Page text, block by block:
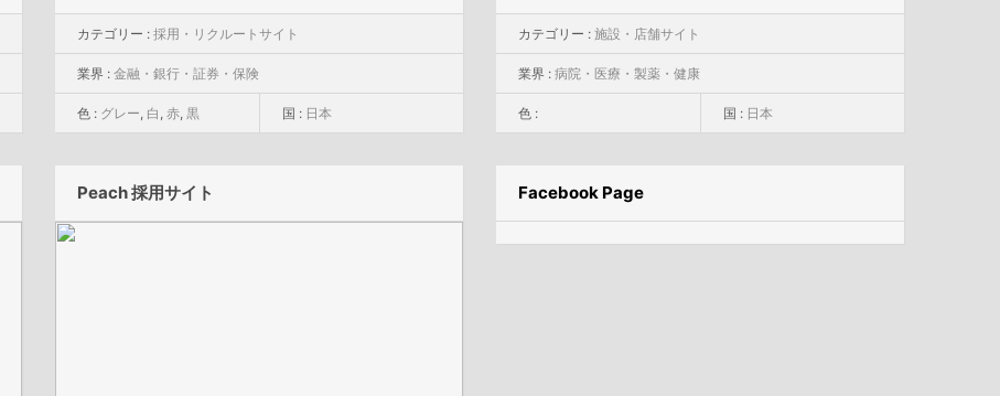
カテゴリー : 採用・リクルートサイト
業界 : 金融・銀行・証券・保険
色 : グレー, 白 , 赤, 黒 国 : 日本
カテゴリー : 施設・店舗サイト
業界 : 病院・医療・製薬・健康
色 : 国 : 日本
Peach 採用サイト Facebook Page